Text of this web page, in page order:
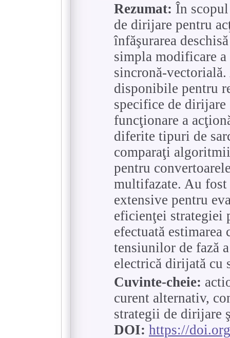
Rezumat: În
de dirijare pentru
înfăşurarea
simpla modificare
sincronă-
disponibile pentru
specifice de
funcţionare a
diferite tipuri de
comparaţi
pentru
multifazate. Au
extensive pentru
eficienţei strategiei
efectuată
tensiunilor de fază
electrică dirijată cu
Cuvinte-cheie:
curent alternativ,
strategii de dirijare
DOI: https://